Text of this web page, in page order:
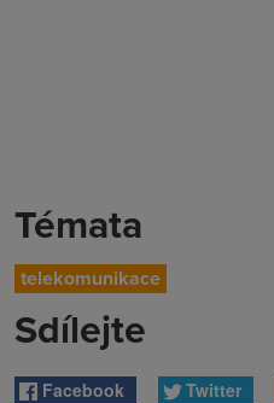
Témata
telekomunikace
Sdílejte
Facebook Twitter